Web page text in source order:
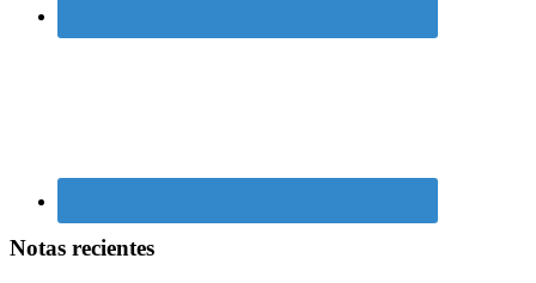
Notas recientes